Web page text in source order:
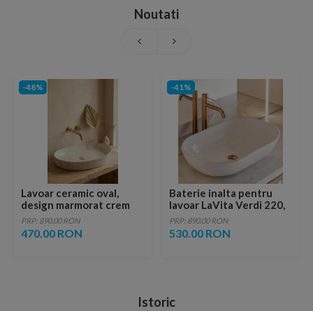
Noutati
-48%
Lavoar ceramic oval,
design marmorat crem
lucios cu vene aurii,
ventil inclus
PRP: 890.00 RON
470.00 RON
-41%
Baterie inalta pentru
lavoar LaVita Verdi 220,
fara ventil, brushed
copper
PRP: 890.00 RON
530.00 RON
Istoric